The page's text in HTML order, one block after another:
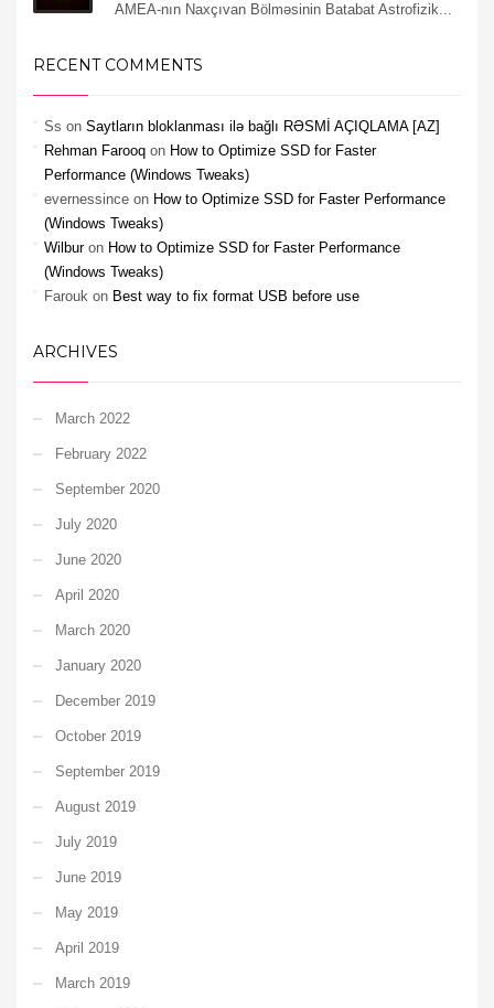
AMEA-nın Naxçıvan Bölməsinin Batabat Astrofizik...
RECENT COMMENTS
Ss on Saytların bloklanması ilə bağlı RƏSMİ AÇIQLAMA [AZ]
Rehman Farooq on How to Optimize SSD for Faster
Performance (Windows Tweaks)
evernessince on How to Optimize SSD for Faster Performance
(Windows Tweaks)
Wilburon How to Optimize SSD for Faster Performance
(Windows Tweaks)
Farouk on Best way to fix format USB before use
ARCHIVES
March 2022
February 2022
September 2020
July 2020
June 2020
April 2020
March 2020
January 2020
December 2019
October 2019
September 2019
August 2019
July 2019
June 2019
May 2019
April 2019
March 2019